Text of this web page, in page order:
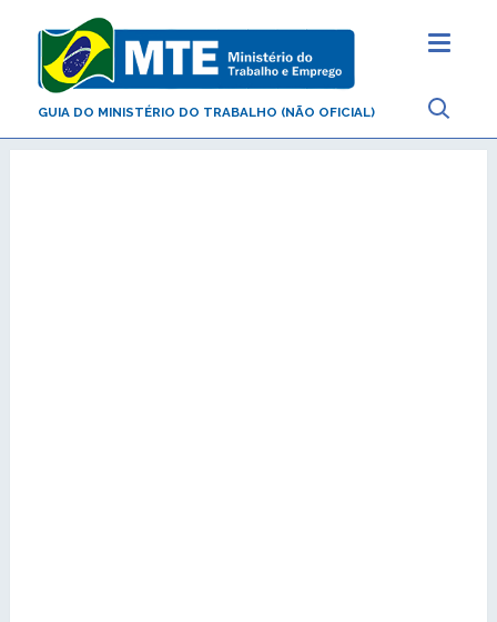
GUIA DO MINISTÉRIO DO TRABALHO (NÃO OFICIAL)